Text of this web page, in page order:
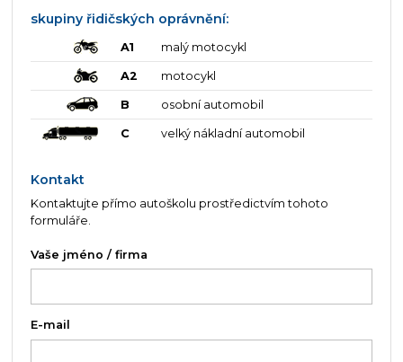
skupiny řidičských oprávnění:
A1 malý motocykl
A2 motocykl
B osobní automobil
C velký nákladní automobil
Kontakt
Kontaktujte přímo autoškolu prostředictvím tohoto
formuláře.
Vaše jméno / firma
E-mail